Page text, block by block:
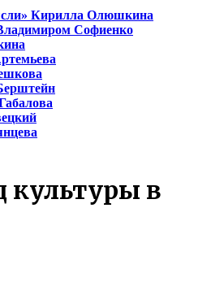
Кирилла Олюшкина
Софиенко
культуры в